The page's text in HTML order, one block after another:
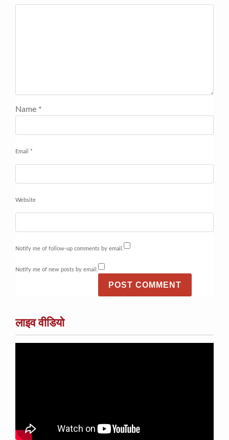
Name *
Email *
Website
Notify me of follow-up comments by email.
Notify me of new posts by email.
लाइव वीडियो